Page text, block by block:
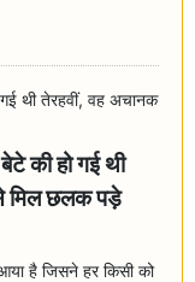
की हो गई थी
मिल छलक पड़े
है जिसने हर किसी को